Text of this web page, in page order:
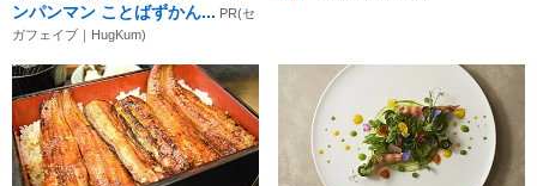
ンパンマン ことばずかん... PR(セ
ガフェイブ｜HugKum)